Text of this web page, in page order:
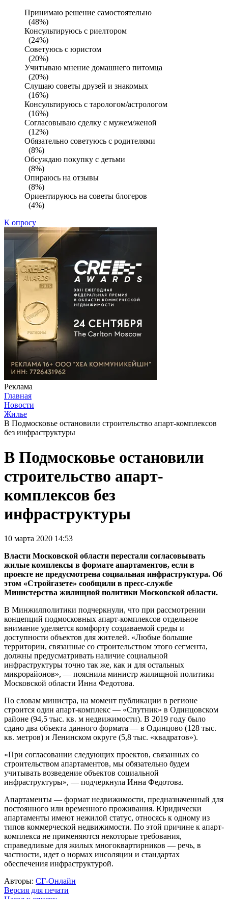
Принимаю решение самостоятельно
(48%)
Консультируюсь с риелтором
(24%)
Советуюсь с юристом
(20%)
Учитываю мнение домашнего питомца
(20%)
Слушаю советы друзей и знакомых
(16%)
Консультируюсь с тарологом/астрологом
(16%)
Согласовываю сделку с мужем/женой
(12%)
Обязательно советуюсь с родителями
(8%)
Обсуждаю покупку с детьми
(8%)
Опираюсь на отзывы
(8%)
Ориентируюсь на советы блогеров
(4%)
К опросу
Реклама
Главная
Новости
Жилье
В Подмосковье остановили строительство апарт-комплексов
без инфраструктуры
В Подмосковье остановили
строительство апарт-
комплексов без
инфраструктуры
10 марта 2020 14:53
Власти Московской области перестали согласовывать
жилые комплексы в формате апартаментов, если в
проекте не предусмотрена социальная инфраструктура. Об
этом «Стройгазете» сообщили в пресс-службе
Министерства жилищной политики Московской области.
В Минжилполитики подчеркнули, что при рассмотрении
концепций подмосковных апарт-комплексов отдельное
внимание уделяется комфорту создаваемой среды и
доступности объектов для жителей. «Любые большие
территории, связанные со строительством этого сегмента,
должны предусматривать наличие социальной
инфраструктуры точно так же, как и для остальных
микрорайонов», — пояснила министр жилищной политики
Московской области Инна Федотова.
По словам министра, на момент публикации в регионе
строится один апарт-комплекс — «Спутник» в Одинцовском
районе (94,5 тыс. кв. м недвижимости). В 2019 году было
сдано два объекта данного формата — в Одинцово (128 тыс.
кв. метров) и Ленинском округе (5,8 тыс. «квадратов»).
«При согласовании следующих проектов, связанных со
строительством апартаментов, мы обязательно будем
учитывать возведение объектов социальной
инфраструктуры», — подчеркнула Инна Федотова.
Апартаменты — формат недвижимости, предназначенный для
постоянного или временного проживания. Юридически
апартаменты имеют нежилой статус, относясь к одному из
типов коммерческой недвижимости. По этой причине к апарт-
комплекса не применяются некоторые требования,
справедливые для жилых многоквартирников — речь, в
частности, идет о нормах инсоляции и стандартах
обеспечения инфраструктурой.
Авторы: СГ-Онлайн
Версия для печати